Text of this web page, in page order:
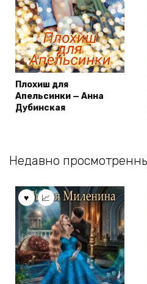
Плохиш для
Апельсинки — Анна
Дубинская
Недавно